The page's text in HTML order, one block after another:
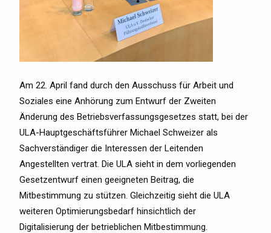
Am 22. April fand durch den Ausschuss für Arbeit und
Soziales eine Anhörung zum Entwurf der Zweiten
Änderung des Betriebsverfassungsgesetzes statt, bei der
ULA-Hauptgeschäftsführer Michael Schweizer als
Sachverständiger die Interessen der Leitenden
Angestellten vertrat. Die ULA sieht in dem vorliegenden
Gesetzentwurf einen geeigneten Beitrag, die
Mitbestimmung zu stützen. Gleichzeitig sieht die ULA
weiteren Optimierungsbedarf hinsichtlich der
Digitalisierung der betrieblichen Mitbestimmung.